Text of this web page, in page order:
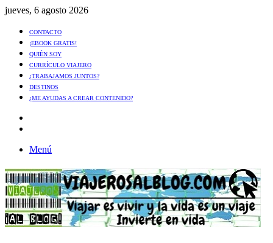
jueves, 6 agosto 2026
CONTACTO
¡EBOOK GRATIS!
QUIÉN SOY
CURRÍCULO VIAJERO
¿TRABAJAMOS JUNTOS?
DESTINOS
¿ME AYUDAS A CREAR CONTENIDO?
Menú